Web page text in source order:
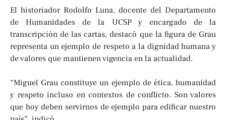
El historiador Rodolfo Luna, docente del Departamento
de Humanidades de la UCSP y encargado de la
transcripción de las cartas, destacó que la figura de Grau
representa un ejemplo de respeto a la dignidad humana y
de valores que mantienen vigencia en la actualidad.
“Miguel Grau constituye un ejemplo de ética, humanidad
y respeto incluso en contextos de conflicto. Son valores
que hoy deben servirnos de ejemplo para edificar nuestro